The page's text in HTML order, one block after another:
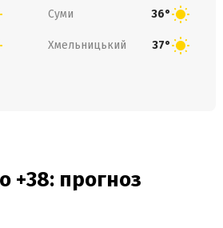
Суми 36°
Хмельницький 37°
+38: прогноз